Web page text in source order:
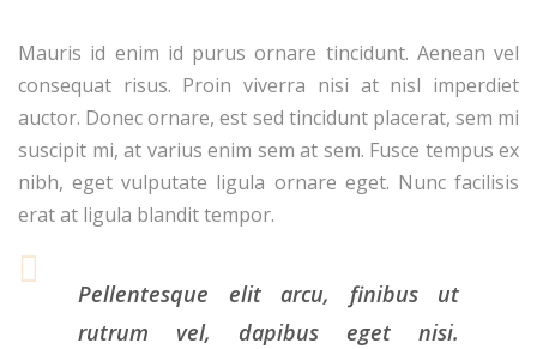
Mauris id enim id purus ornare tincidunt. Aenean vel
consequat risus. Proin viverra nisi at nisl imperdiet
auctor. Donec ornare, est sed tincidunt placerat, sem mi
suscipit mi, at varius enim sem at sem. Fusce tempus ex
nibh, eget vulputate ligula ornare eget. Nunc facilisis
erat at ligula blandit tempor.
Pellentesque elit arcu, finibus ut
rutrum vel, dapibus eget nisi.